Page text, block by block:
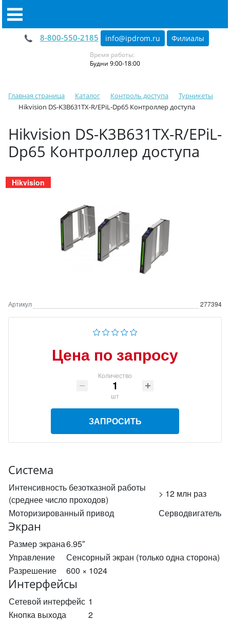
8-800-550-2185 info@ipdrom.ru Филиалы
Время работы:
Будни 9:00-18:00
Главная страница Каталог Контроль доступа
Турникеты
Hikvision DS-K3B631TX-R/EPiL-Dp65 Контроллер доступа
Hikvision DS-K3B631TX-R/EPiL-
Dp65 Контроллер доступа
Hikvision
Артикул 277394
Цена по запросу
Количество
шт
ЗАПРОСИТЬ
Система
Интенсивность безотказной работы
(среднее число проходов)
> 12 млн раз
Моторизированный привод
Серводвигатель
Экран
Размер экрана6.95″
Управление
Сенсорный экран (только одна сторона)
Разрешение
600 × 1024
Интерфейсы
Сетевой интерфейс 1
Кнопка выхода
2